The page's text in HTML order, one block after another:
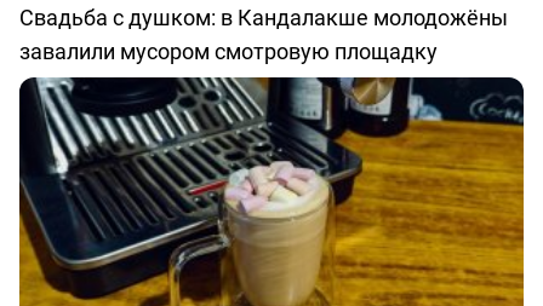
Свадьба с душком: в Кандалакше молодожёны
завалили мусором смотровую площадку